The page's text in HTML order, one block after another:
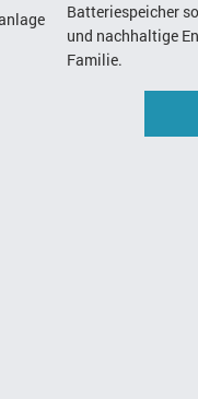
Batteriespeicher
und nachhaltige
Familie.